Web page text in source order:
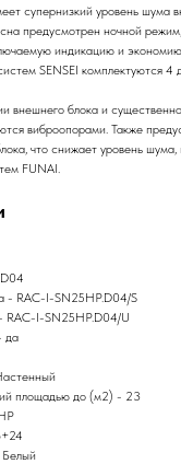
супернизкий уровень шума
предусмотрен ночной
индикацию и
SENSEI комплектуются
внешнего блока и
виброопорами. Также
что снижает уровень
FUNAI.
- RAC-I-SN25HP.D04/S
RAC-I-SN25HP.D04/U
да
площадью до (м2) - 23
Белый